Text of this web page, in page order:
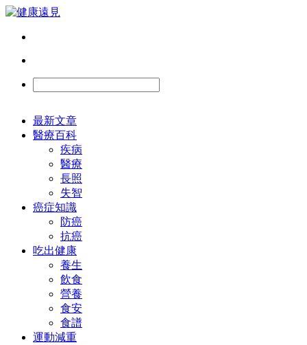
最新文章
醫療百科
疾病
醫療
長照
失智
癌症知識
防癌
抗癌
吃出健康
養生
飲食
營養
食安
食譜
運動減重